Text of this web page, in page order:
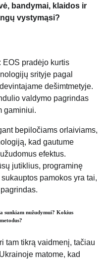
bandymai, klaidos ir
vystymąsi?
EOS pradėjo kurtis
srityje pagal
dešimtmetyje.
valdymo pagrindas
gaminiui.
bepiločiams orlaiviams,
kad gautume
efektus.
jutiklius, programinę
pamokos yra tai,
sunkiam nužudymui? Kokius
tam tikrą vaidmenį, tačiau
matome, kad